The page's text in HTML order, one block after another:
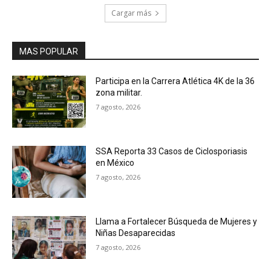
Cargar más
MAS POPULAR
Participa en la Carrera Atlética 4K de la 36
zona militar.
7 agosto, 2026
SSA Reporta 33 Casos de Ciclosporiasis
en México
7 agosto, 2026
Llama a Fortalecer Búsqueda de Mujeres y
Niñas Desaparecidas
7 agosto, 2026